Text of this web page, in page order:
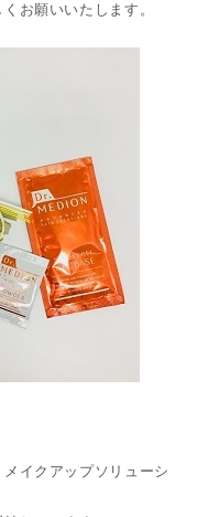
お願いいたします。
イクアップソリューシ